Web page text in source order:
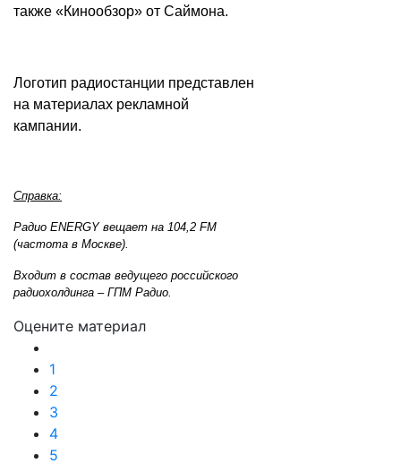
также «Кинообзор» от Саймона.
Логотип радиостанции представлен
на материалах рекламной
кампании.
Справка:
Радио ENERGY вещает на 104,2 FM
(частота в Москве).
Входит в состав ведущего российского
радиохолдинга – ГПМ Радио.
Оцените материал
1
2
3
4
5